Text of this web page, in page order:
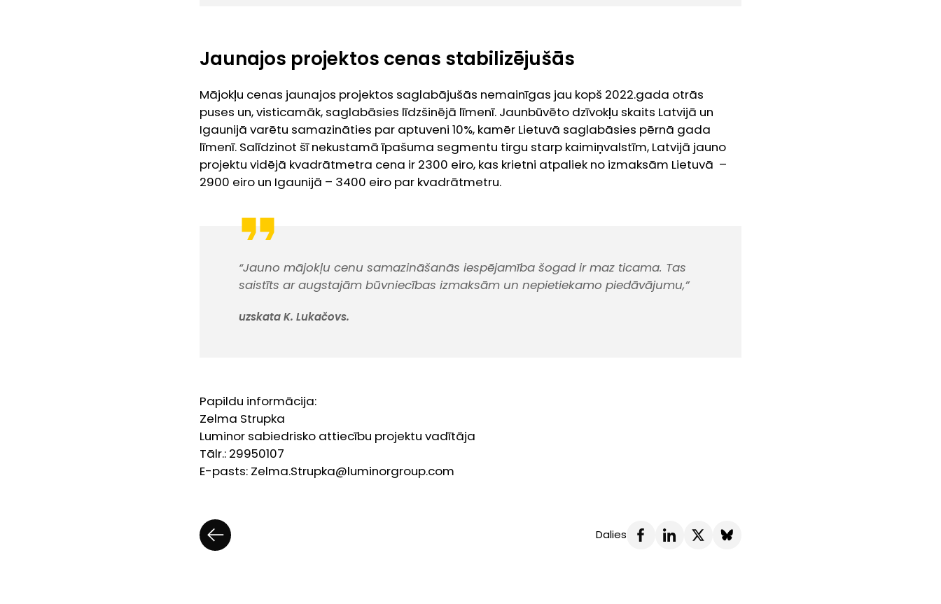
Jaunajos projektos cenas stabilizējušās
Mājokļu cenas jaunajos projektos saglabājušās nemainīgas jau kopš 2022.gada otrās
puses un, visticamāk, saglabāsies līdzšinējā līmenī. Jaunbūvēto dzīvokļu skaits Latvijā un
Igaunijā varētu samazināties par aptuveni 10%, kamēr Lietuvā saglabāsies pērnā gada
līmenī. Salīdzinot šī nekustamā īpašuma segmentu tirgu starp kaimiņvalstīm, Latvijā jauno
projektu vidējā kvadrātmetra cena ir 2300 eiro, kas krietni atpaliek no izmaksām Lietuvā –
2900 eiro un Igaunijā – 3400 eiro par kvadrātmetru.
“Jauno mājokļu cenu samazināšanās iespējamība šogad ir maz ticama. Tas
saistīts ar augstajām būvniecības izmaksām un nepietiekamo piedāvājumu,”
uzskata K. Lukačovs.
Papildu informācija:
Zelma Strupka
Luminor sabiedrisko attiecību projektu vadītāja
Tālr.: 29950107
E-pasts: Zelma.Strupka@luminorgroup.com
Dalies